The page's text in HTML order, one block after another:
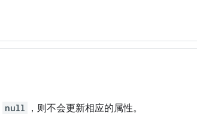
null ，则不会更新相应的属性。